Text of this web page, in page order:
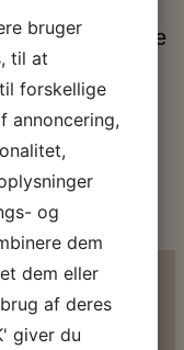
Med sig hele
fra den
og opvokset i.
bruger
til at
forskellige
annoncering,
og
dem
dem eller
af deres
giver du